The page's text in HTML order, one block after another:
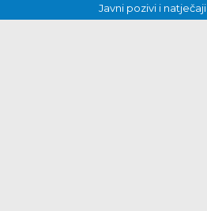
Javni pozivi i natječaji